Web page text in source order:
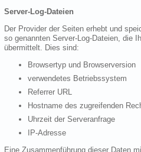
Server-Log-Dateien
Der Provider der Seiten erhebt und
so genannten Server-Log-Dateien, die
übermittelt. Dies sind:
Browsertyp und Browserversion
verwendetes Betriebssystem
Referrer URL
Hostname des zugreifenden
Uhrzeit der Serveranfrage
IP-Adresse
Eine Zusammenführung dieser Daten